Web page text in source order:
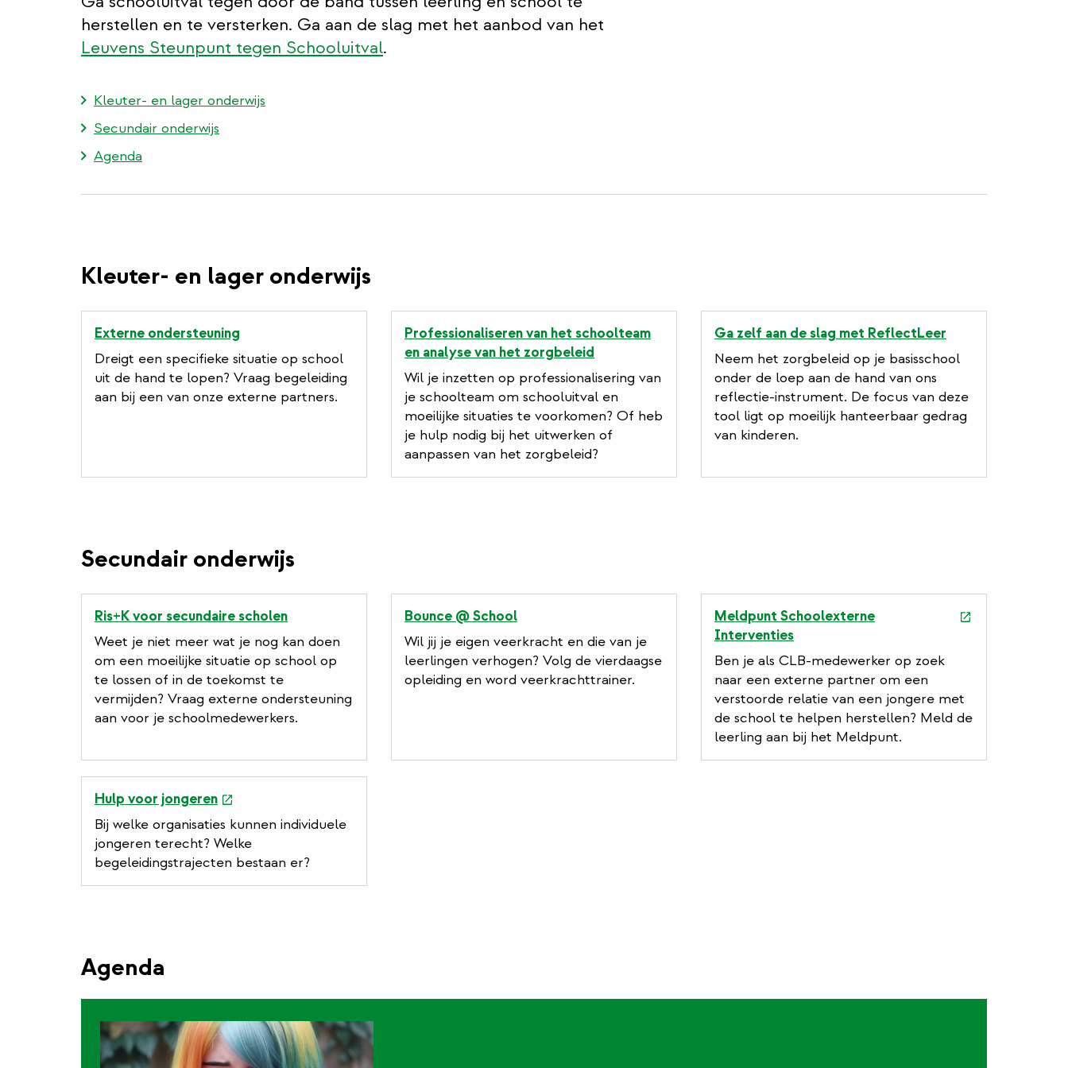
herstellen en te versterken. Ga aan de slag met het aanbod van het
Leuvens Steunpunt tegen Schooluitval.
Kleuter- en lager onderwijs
Secundair onderwijs
Agenda
Kleuter- en lager onderwijs
Externe ondersteuning
Dreigt een specifieke situatie op school
uit de hand te lopen? Vraag begeleiding
aan bij een van onze externe partners.
Professionaliseren van het schoolteam
en analyse van het zorgbeleid
Wil je inzetten op professionalisering van
je schoolteam om schooluitval en
moeilijke situaties te voorkomen? Of heb
je hulp nodig bij het uitwerken of
aanpassen van het zorgbeleid?
Ga zelf aan de slag met ReflectLeer
Neem het zorgbeleid op je basisschool
onder de loep aan de hand van ons
reflectie-instrument. De focus van deze
tool ligt op moeilijk hanteerbaar gedrag
van kinderen.
Secundair onderwijs
Ris+K voor secundaire scholen
Weet je niet meer wat je nog kan doen
om een moeilijke situatie op school op
te lossen of in de toekomst te
vermijden? Vraag externe ondersteuning
aan voor je schoolmedewerkers.
Bounce @ School
Wil jij je eigen veerkracht en die van je
leerlingen verhogen? Volg de vierdaagse
opleiding en word veerkrachttrainer.
Meldpunt Schoolexterne
Interventies
e
x
t
n
a
Ben je als CLB-medewerker op zoek
naar een externe partner om een
verstoorde relatie van een jongere met
de school te helpen herstellen? Meld de
leerling aan bij het Meldpunt.
Hulp voor jongeren
e
x
t
e
i
Bij welke organisaties kunnen individuele
jongeren terecht? Welke
begeleidingstrajecten bestaan er?
Agenda